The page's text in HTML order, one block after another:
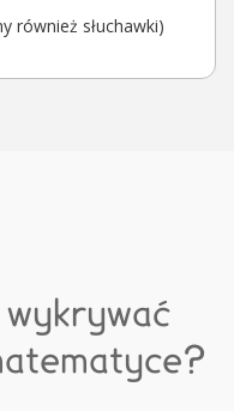
również słuchawki)